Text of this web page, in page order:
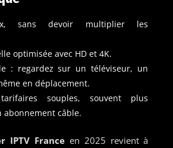
sans devoir multiplier les
optimisée avec HD et 4K.
: regardez sur un téléviseur, un
en déplacement.
souples, souvent plus
abonnement câble.
IPTV France en 2025 revient à